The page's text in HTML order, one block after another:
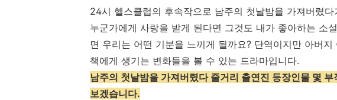
24시 헬스클럽의 후속작으로 남주의 첫날밤을 가져버렸다
누군가에게 사랑을 받게 된다면 그것도 내가 좋아하는 소
면 우리는 어떤 기분을 느끼게 될까요? 단역이지만 아버
책에게 생기는 변화들을 볼 수 있는 드라마입니다.
남주의 첫날밤을 가져버렸다 줄거리 출연진 등장인물 몇
보겠습니다.